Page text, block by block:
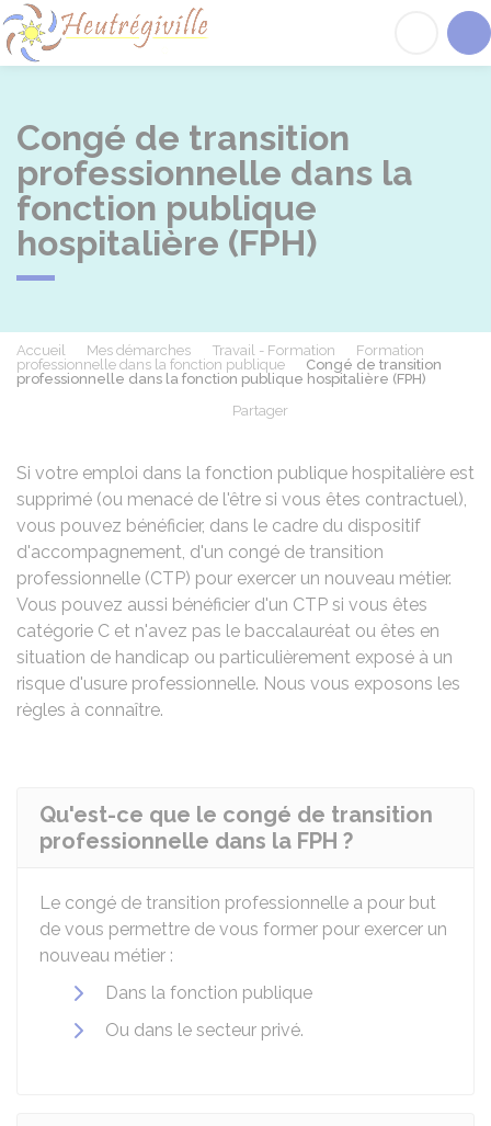
Congé de transition
professionnelle dans la
fonction publique
hospitalière (FPH)
Accueil Mes démarches Travail - Formation
Formation
professionnelle dans la fonction publique
Congé de transition
professionnelle dans la fonction publique hospitalière (FPH)
Partager
Si votre emploi dans la fonction publique hospitalière est
supprimé (ou menacé de l'être si vous êtes contractuel),
vous pouvez bénéficier, dans le cadre du dispositif
d'accompagnement, d'un congé de transition
professionnelle (CTP) pour exercer un nouveau métier.
Vous pouvez aussi bénéficier d'un CTP si vous êtes
catégorie C et n'avez pas le baccalauréat ou êtes en
situation de handicap ou particulièrement exposé à un
risque d'usure professionnelle. Nous vous exposons les
règles à connaître.
Qu'est-ce que le congé de transition
professionnelle dans la FPH ?
Le congé de transition professionnelle a pour but
de vous permettre de vous former pour exercer un
nouveau métier :
Dans la fonction publique
Ou dans le secteur privé.